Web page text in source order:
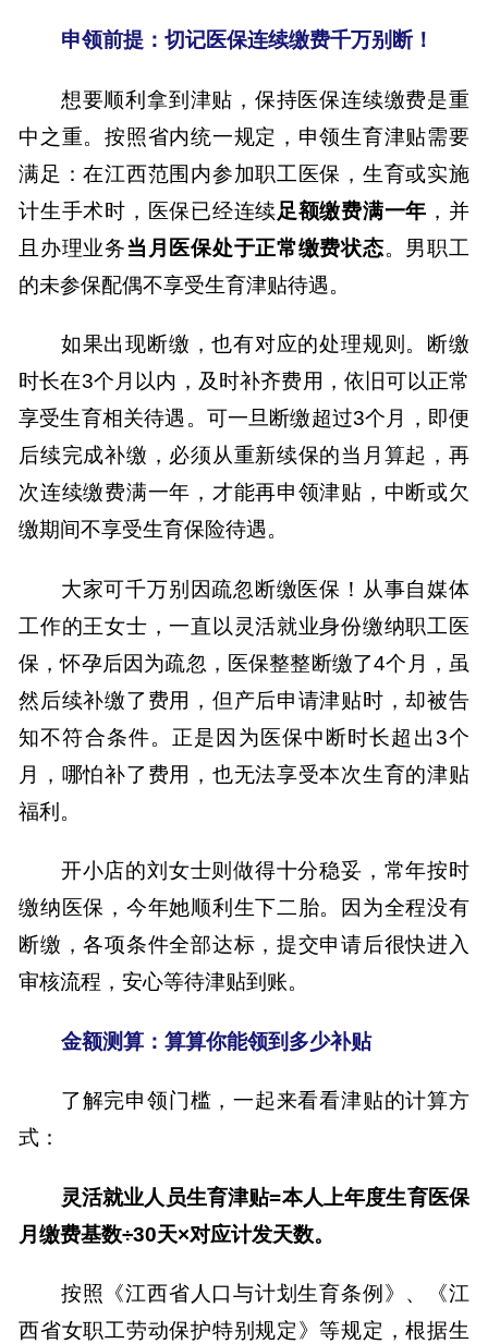
申领前提： 切记医保连续缴费千万别断！
想要顺利拿到津贴，保持医保连续缴费是重
中之重。按照省内统一规定，申领生育津贴需要
满足：在江西范围内参加职工医保，生育或实施
计生手术时，医保已经连续足额缴费满一年 ，并
且办理业务当月医保处于正常缴费状态。 男职工
的未参保配偶不享受生育津贴待遇。
如果出现断缴，也有对应的处理规则。断缴
时长在3个月以内，及时补齐费用，依旧可以正常
享受生育相关待遇。可一旦断缴超过3个月，即便
后续完成补缴，必须从重新续保的当月算起，再
次连续缴费满一年，才能再申领津贴，中断或欠
缴期间不享受生育保险待遇。
大家可千万别因疏忽断缴医保！ 从事自媒体
工作的王女士，一直以灵活就业身份缴纳职工医
保，怀孕后因为疏忽，医保整整断缴了4个月， 虽
然后续补缴了费用，但产后申请津贴时，却被告
知不符合条件。正是因为医保中断时长超出3个
月，哪怕补了费用，也无法享受本次生育的津贴
福利。
开小店的刘女士则做得十分稳妥，常年按时
缴纳医保， 今年她顺利生下二胎。因为全程没有
断缴，各项条件全部达标，提交申请后很快进入
审核流程，安心等待津贴到账。
金额测算：算算你能领到多少补贴
了解完申领门槛，一起来看看津贴的计算方
式 ：
灵活就业人员生育津贴=本人上年度生育医保
月缴费基数÷30天×对应计发天数。
按照《江西省人口与计划生育条例》、《江
西省女职工劳动保护特别规定》等规定 ，根据生